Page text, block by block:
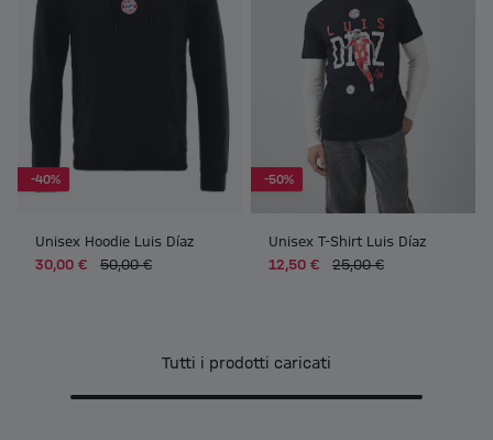
-40%
Unisex Hoodie Luis Díaz
30,00 €
50,00 €
-50%
Unisex T-Shirt Luis Díaz
12,50 €
25,00 €
Tutti i prodotti caricati